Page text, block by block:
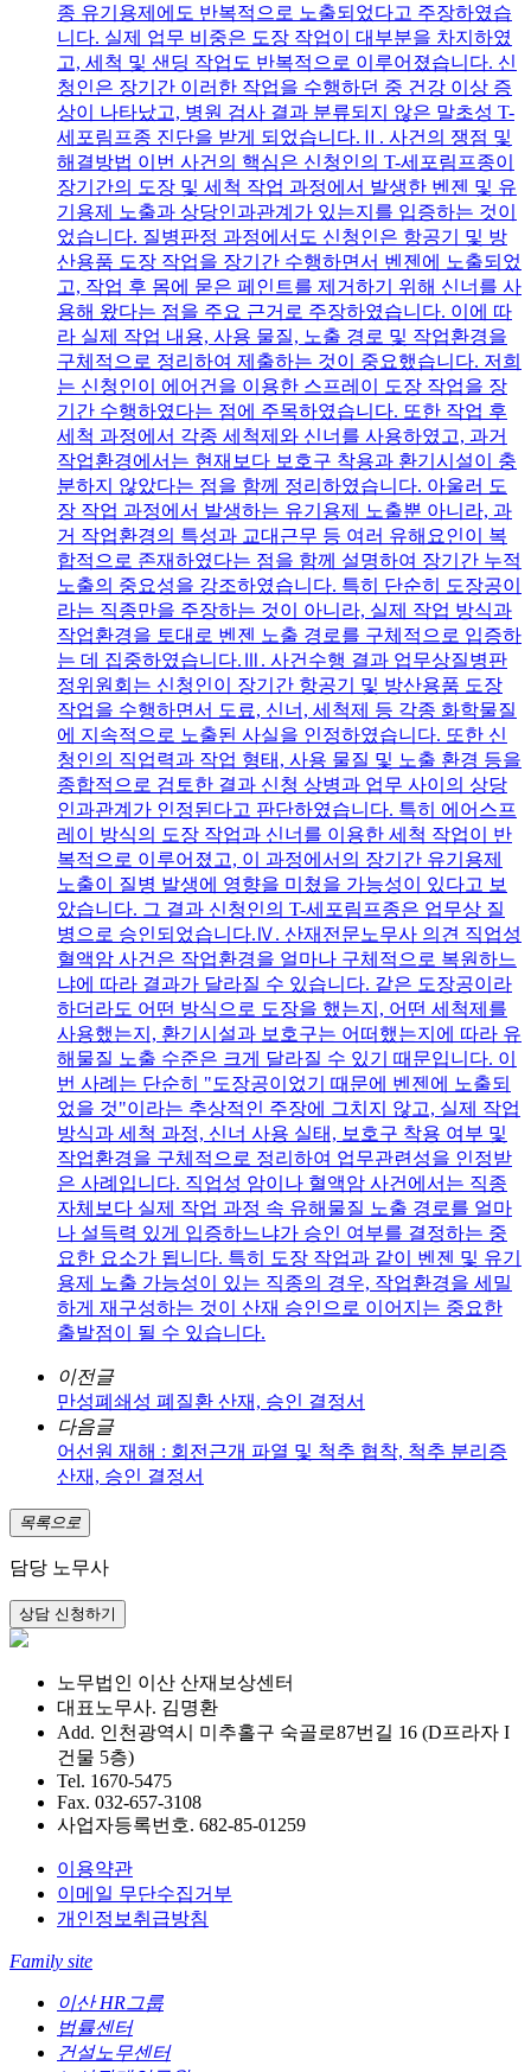
종 유기용제에도 반복적으로 노출되었다고 주장하였습
니다. 실제 업무 비중은 도장 작업이 대부분을 차지하였
고, 세척 및 샌딩 작업도 반복적으로 이루어졌습니다. 신
청인은 장기간 이러한 작업을 수행하던 중 건강 이상 증
상이 나타났고, 병원 검사 결과 분류되지 않은 말초성 T-
세포림프종 진단을 받게 되었습니다.Ⅱ. 사건의 쟁점 및
해결방법 이번 사건의 핵심은 신청인의 T-세포림프종이
장기간의 도장 및 세척 작업 과정에서 발생한 벤젠 및 유
기용제 노출과 상당인과관계가 있는지를 입증하는 것이
었습니다. 질병판정 과정에서도 신청인은 항공기 및 방
산용품 도장 작업을 장기간 수행하면서 벤젠에 노출되었
고, 작업 후 몸에 묻은 페인트를 제거하기 위해 신너를 사
용해 왔다는 점을 주요 근거로 주장하였습니다. 이에 따
라 실제 작업 내용, 사용 물질, 노출 경로 및 작업환경을
구체적으로 정리하여 제출하는 것이 중요했습니다. 저희
는 신청인이 에어건을 이용한 스프레이 도장 작업을 장
기간 수행하였다는 점에 주목하였습니다. 또한 작업 후
세척 과정에서 각종 세척제와 신너를 사용하였고, 과거
작업환경에서는 현재보다 보호구 착용과 환기시설이 충
분하지 않았다는 점을 함께 정리하였습니다. 아울러 도
장 작업 과정에서 발생하는 유기용제 노출뿐 아니라, 과
거 작업환경의 특성과 교대근무 등 여러 유해요인이 복
합적으로 존재하였다는 점을 함께 설명하여 장기간 누적
노출의 중요성을 강조하였습니다. 특히 단순히 도장공이
라는 직종만을 주장하는 것이 아니라, 실제 작업 방식과
작업환경을 토대로 벤젠 노출 경로를 구체적으로 입증하
는 데 집중하였습니다.Ⅲ. 사건수행 결과 업무상질병판
정위원회는 신청인이 장기간 항공기 및 방산용품 도장
작업을 수행하면서 도료, 신너, 세척제 등 각종 화학물질
에 지속적으로 노출된 사실을 인정하였습니다. 또한 신
청인의 직업력과 작업 형태, 사용 물질 및 노출 환경 등을
종합적으로 검토한 결과 신청 상병과 업무 사이의 상당
인과관계가 인정된다고 판단하였습니다. 특히 에어스프
레이 방식의 도장 작업과 신너를 이용한 세척 작업이 반
복적으로 이루어졌고, 이 과정에서의 장기간 유기용제
노출이 질병 발생에 영향을 미쳤을 가능성이 있다고 보
았습니다. 그 결과 신청인의 T-세포림프종은 업무상 질
병으로 승인되었습니다.Ⅳ. 산재전문노무사 의견 직업성
혈액암 사건은 작업환경을 얼마나 구체적으로 복원하느
냐에 따라 결과가 달라질 수 있습니다. 같은 도장공이라
하더라도 어떤 방식으로 도장을 했는지, 어떤 세척제를
사용했는지, 환기시설과 보호구는 어떠했는지에 따라 유
해물질 노출 수준은 크게 달라질 수 있기 때문입니다. 이
번 사례는 단순히 "도장공이었기 때문에 벤젠에 노출되
었을 것"이라는 추상적인 주장에 그치지 않고, 실제 작업
방식과 세척 과정, 신너 사용 실태, 보호구 착용 여부 및
작업환경을 구체적으로 정리하여 업무관련성을 인정받
은 사례입니다. 직업성 암이나 혈액암 사건에서는 직종
자체보다 실제 작업 과정 속 유해물질 노출 경로를 얼마
나 설득력 있게 입증하느냐가 승인 여부를 결정하는 중
요한 요소가 됩니다. 특히 도장 작업과 같이 벤젠 및 유기
용제 노출 가능성이 있는 직종의 경우, 작업환경을 세밀
하게 재구성하는 것이 산재 승인으로 이어지는 중요한
출발점이 될 수 있습니다.
이전글
만성폐쇄성 폐질환 산재, 승인 결정서
다음글
어선원 재해 : 회전근개 파열 및 척추 협착, 척추 분리증
산재, 승인 결정서
목록으로
담당 노무사
노무법인 이산 산재보상센터
대표노무사. 김명환
Add. 인천광역시 미추홀구 숙골로87번길 16 (D프라자 I
건물 5층)
Tel. 1670-5475
Fax. 032-657-3108
사업자등록번호. 682-85-01259
이용약관
이메일 무단수집거부
개인정보취급방침
Family site
이산 HR그룹
법률센터
건설노무센터